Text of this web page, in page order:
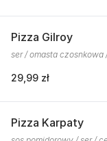
Pizza Gilroy
ser / omasta czosnkowa
29,99 zł
Pizza Karpaty